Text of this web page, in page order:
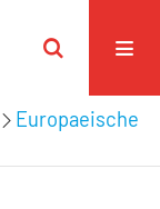
Europaeische